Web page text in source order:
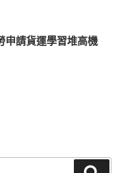
申請貨運學習堆高機